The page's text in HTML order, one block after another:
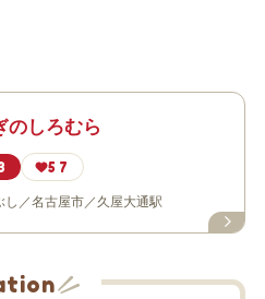
のしろむら
57
し 名古屋市 久屋大通駅